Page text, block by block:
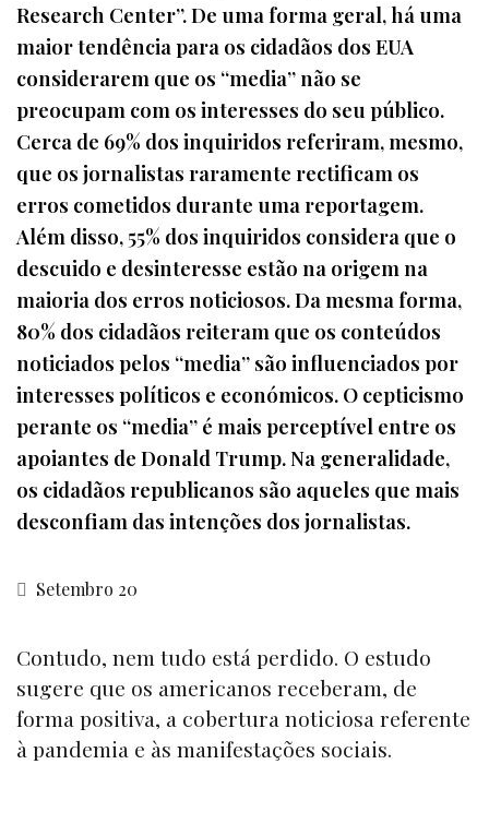
Research Center”. De uma forma geral, há uma
maior tendência para os cidadãos dos EUA
considerarem que os “media” não se
preocupam com os interesses do seu público.
Cerca de 69% dos inquiridos referiram, mesmo,
que os jornalistas raramente rectificam os
erros cometidos durante uma reportagem.
Além disso, 55% dos inquiridos considera que o
descuido e desinteresse estão na origem na
maioria dos erros noticiosos. Da mesma forma,
80% dos cidadãos reiteram que os conteúdos
noticiados pelos “media” são influenciados por
interesses políticos e económicos. O cepticismo
perante os “media” é mais perceptível entre os
apoiantes de Donald Trump. Na generalidade,
os cidadãos republicanos são aqueles que mais
desconfiam das intenções dos jornalistas.
Setembro 20
Contudo, nem tudo está perdido. O estudo
sugere que os americanos receberam, de
forma positiva, a cobertura noticiosa referente
à pandemia e às manifestações sociais.